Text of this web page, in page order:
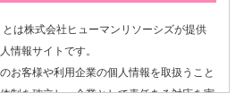
は株式会社ヒューマンリソーシズが提供
情報サイトです。
お客様や利用企業の個人情報を取扱うこと
制を確立し、企業として責任ある対応を実